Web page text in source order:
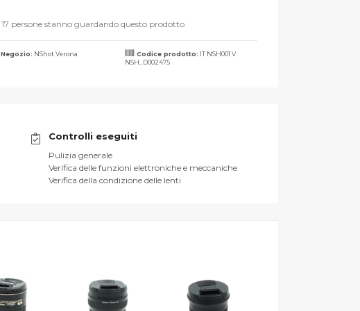
17 persone stanno guardando questo prodotto
Negozio: NShot Verona Codice prodotto: IT NSH001 V
NSH_D002475
Controlli eseguiti
Pulizia generale
Verifica delle funzioni elettroniche e meccaniche
Verifica della condizione delle lenti